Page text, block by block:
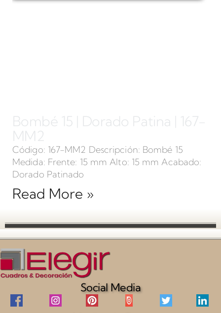
Bombé 15 | Dorado Patina | 167-
MM2
Código: 167-MM2 Descripción: Bombé 15
Medida: Frente: 15 mm Alto: 15 mm Acabado:
Dorado Patinado
Read More »
Social Media